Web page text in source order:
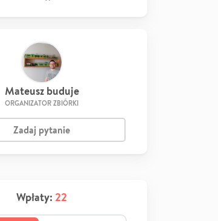
Mateusz buduje
ORGANIZATOR ZBIÓRKI
Zadaj pytanie
Wpłaty: 22